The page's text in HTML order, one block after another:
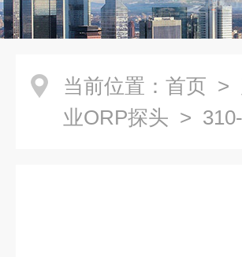
当前位置： 首页 >
业ORP探头 >